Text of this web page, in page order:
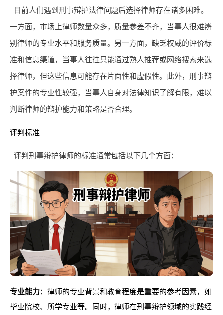
目前人们遇到刑事辩护法律问题后选择律师存在诸多困难。
一方面，市场上律师数量众多，质量参差不齐，当事人很难辨
别律师的专业水平和服务质量。另一方面，缺乏权威的评价标
准和信息渠道，当事人往往只能通过熟人推荐或网络搜索来选
择律师，但这些信息可能存在片面性和虚假性。此外，刑事辩
护案件的专业性较强，当事人自身对法律知识了解有限，难以
判断律师的辩护能力和策略是否合理。
评判标准
评判刑事辩护律师的标准通常包括以下几个方面：
专业能力：律师的专业背景和教育程度是重要的参考因素，如
毕业院校、所学专业等。同时，律师在刑事辩护领域的实践经